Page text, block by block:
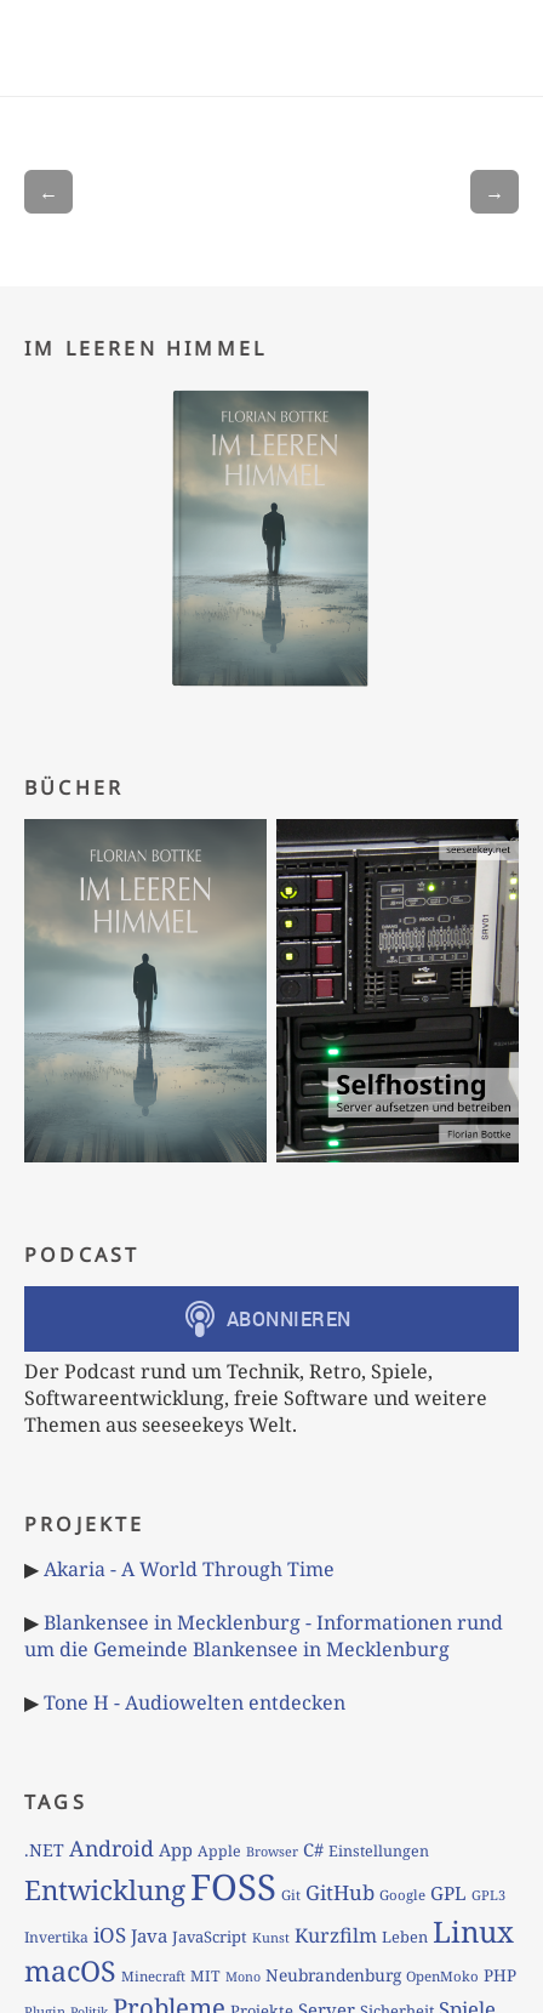
← →
IM LEEREN HIMMEL
BÜCHER
PODCAST
Der Podcast rund um Technik, Retro, Spiele,
Softwareentwicklung, freie Software und weitere
Themen aus seeseekeys Welt.
PROJEKTE
▶Akaria - A World Through Time
▶Blankensee in Mecklenburg - Informationen rund
um die Gemeinde Blankensee in Mecklenburg
▶Tone H - Audiowelten entdecken
TAGS
.NET Android App Apple Browser C# Einstellungen
EntwicklungFOSS Git GitHub Google GPL GPL3
Invertika iOS Java JavaScript Kunst Kurzfilm Leben Linux
macOS Minecraft MIT Mono Neubrandenburg OpenMoko PHP